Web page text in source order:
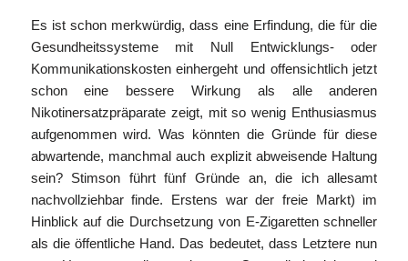
Es ist schon merkwürdig, dass eine Erfindung, die für die
Gesundheitssysteme mit Null Entwicklungs- oder
Kommunikationskosten einhergeht und offensichtlich jetzt
schon eine bessere Wirkung als alle anderen
Nikotinersatzpräparate zeigt, mit so wenig Enthusiasmus
aufgenommen wird. Was könnten die Gründe für diese
abwartende, manchmal auch explizit abweisende Haltung
sein? Stimson führt fünf Gründe an, die ich allesamt
nachvollziehbar finde. Erstens war der freie Markt) im
Hinblick auf die Durchsetzung von E-Zigaretten schneller
als die öffentliche Hand. Das bedeutet, dass Letztere nun